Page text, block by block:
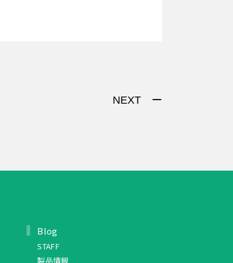
NEXT ー
Blog
STAFF
製品情報